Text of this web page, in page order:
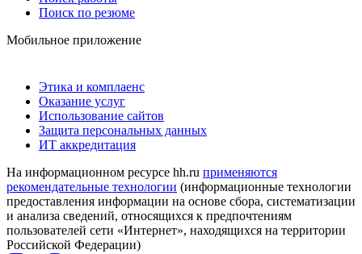
Поиск по резюме
Мобильное приложение
Этика и комплаенс
Оказание услуг
Использование сайтов
Защита персональных данных
ИТ аккредитация
На информационном ресурсе hh.ru применяются
рекомендательные технологии (информационные технологии
предоставления информации на основе сбора, систематизации
и анализа сведений, относящихся к предпочтениям
пользователей сети «Интернет», находящихся на территории
Российской Федерации)